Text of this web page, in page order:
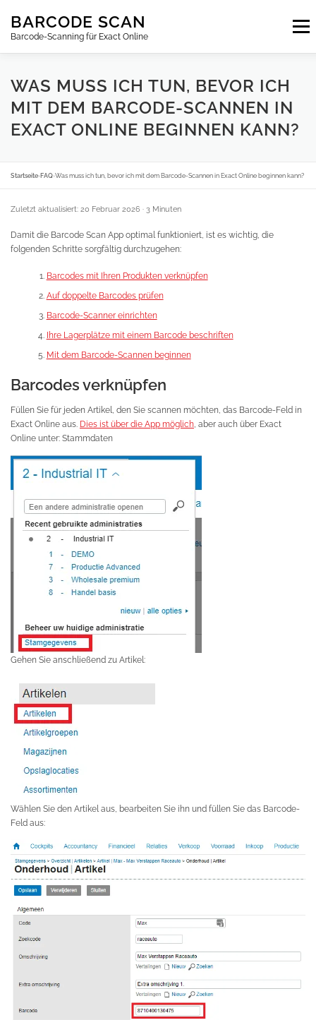
Inhalt
springen
BARCODE SCAN
Barcode-Scanning für Exact Online
Menu
ABONNEMENTS FAQ BLOG KONTAKT
ANMELDEN DE
WAS MUSS ICH TUN, BEVOR ICH
MIT DEM BARCODE-SCANNEN IN
EXACT ONLINE BEGINNEN KANN?
Startseite›FAQ›Was muss ich tun, bevor ich mit dem Barcode-Scannen in Exact Online beginnen kann?
Zuletzt aktualisiert: 20 Februar 2026 · 3 Minuten
Damit die Barcode Scan App optimal funktioniert, ist es wichtig, die
folgenden Schritte sorgfältig durchzugehen:
Barcodes mit Ihren Produkten verknüpfen
Auf doppelte Barcodes prüfen
Barcode-Scanner einrichten
Ihre Lagerplätze mit einem Barcode beschriften
Mit dem Barcode-Scannen beginnen
Barcodes verknüpfen
Füllen Sie für jeden Artikel, den Sie scannen möchten, das Barcode-Feld in
Exact Online aus. Dies ist über die App möglich , aber auch über Exact
Online unter: Stammdaten
Gehen Sie anschließend zu Artikel:
Wählen Sie den Artikel aus, bearbeiten Sie ihn und füllen Sie das Barcode-
Feld aus: